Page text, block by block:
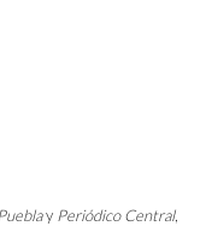
y Periódico Central,